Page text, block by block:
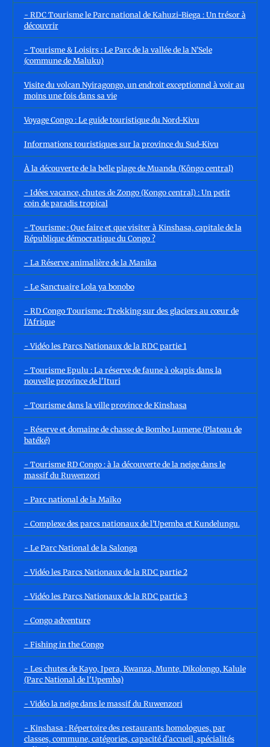
- RDC Tourisme le Parc national de Kahuzi-Biega : Un trésor à
découvrir
- Tourisme & Loisirs : Le Parc de la vallée de la N’Sele
(commune de Maluku)
Visite du volcan Nyiragongo, un endroit exceptionnel à voir au
moins une fois dans sa vie
Voyage Congo : Le guide touristique du Nord-Kivu
Informations touristiques sur la province du Sud-Kivu
À la découverte de la belle plage de Muanda (Kôngo central)
- Idées vacance, chutes de Zongo (Kongo central) : Un petit
coin de paradis tropical
- Tourisme : Que faire et que visiter à Kinshasa, capitale de la
République démocratique du Congo ?
- La Réserve animalière de la Manika
- Le Sanctuaire Lola ya bonobo
- RD Congo Tourisme : Trekking sur des glaciers au cœur de
l’Afrique
- Vidéo les Parcs Nationaux de la RDC partie 1
- Tourisme Epulu : La réserve de faune à okapis dans la
nouvelle province de l'Ituri
- Tourisme dans la ville province de Kinshasa
- Réserve et domaine de chasse de Bombo Lumene (Plateau de
batéké)
- Tourisme RD Congo : à la découverte de la neige dans le
massif du Ruwenzori
- Parc national de la Maïko
- Complexe des parcs nationaux de l’Upemba et Kundelungu.
- Le Parc National de la Salonga
- Vidéo les Parcs Nationaux de la RDC partie 2
- Vidéo les Parcs Nationaux de la RDC partie 3
- Congo adventure
- Fishing in the Congo
- Les chutes de Kayo, Ipera, Kwanza, Munte, Dikolongo, Kalule
(Parc National de l'Upemba)
- Vidéo la neige dans le massif du Ruwenzori
- Kinshasa : Répertoire des restaurants homologues, par
classes, commune, catégories, capacité d’accueil, spécialités